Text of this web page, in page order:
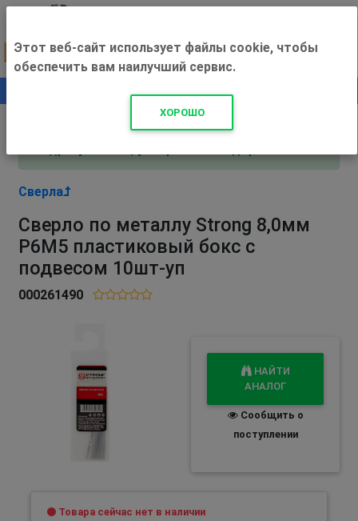
+500 ₽
Внимание! С 3 августа магазин работает по
Сверла
Сверло по металлу Strong 8,0мм
Р6М5 пластиковый бокс с
подвесом 10шт-уп
000261490
НАЙТИ
АНАЛОГ
Сообщить о
поступлении
Товара сейчас нет в наличии
Этот веб-сайт использует файлы cookie, чтобы
обеспечить вам наилучший сервис.
ХОРОШО